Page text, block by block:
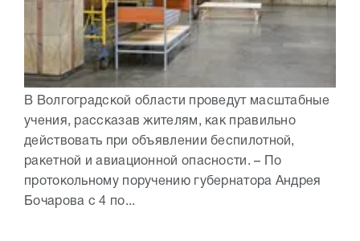
В Волгоградской области проведут масштабные
учения, рассказав жителям, как правильно
действовать при объявлении беспилотной,
ракетной и авиационной опасности. – По
протокольному поручению губернатора Андрея
Бочарова с 4 по...